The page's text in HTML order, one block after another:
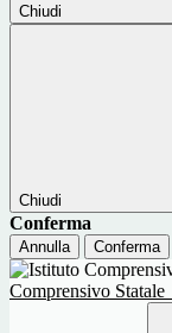
Chiudi
Chiudi
Conferma
Annulla Conferma
Comprensivo Statale